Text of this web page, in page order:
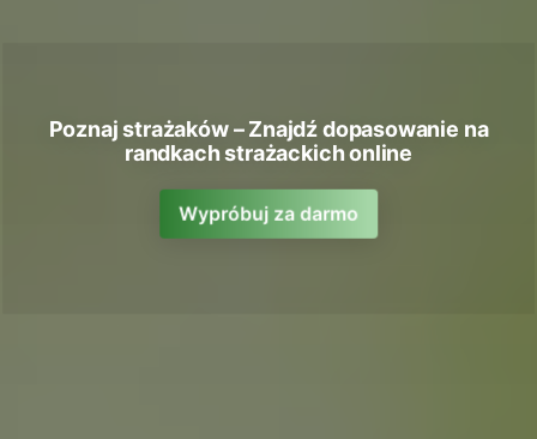
Poznaj strażaków – Znajdź dopasowanie na
randkach strażackich online
Wypróbuj za darmo